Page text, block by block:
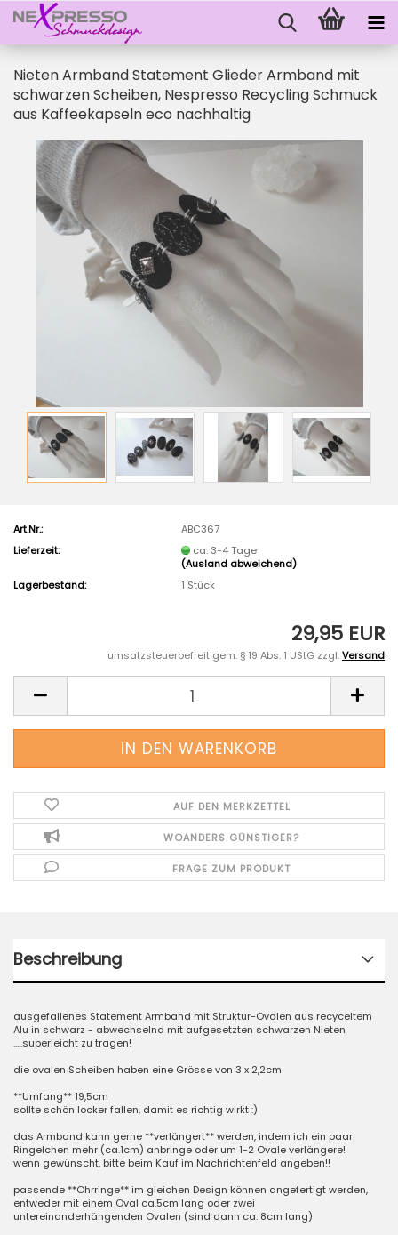
Nieten Armband Statement Glieder Armband mit
schwarzen Scheiben, Nespresso Recycling Schmuck
aus Kaffeekapseln eco nachhaltig
Art.Nr.:
ABC367
Lieferzeit:
ca. 3-4 Tage
(Ausland abweichend)
Lagerbestand:
1 Stück
29,95 EUR
umsatzsteuerbefreit gem. § 19 Abs. 1 UStG zzgl.Versand
AUF DEN MERKZETTEL
WOANDERS GÜNSTIGER?
FRAGE ZUM PRODUKT
Beschreibung
ausgefallenes Statement Armband mit Struktur-Ovalen aus recyceltem
Alu in schwarz - abwechselnd mit aufgesetzten schwarzen Nieten
.....superleicht zu tragen!
die ovalen Scheiben haben eine Grösse von 3 x 2,2cm
**Umfang** 19,5cm
sollte schön locker fallen, damit es richtig wirkt :)
das Armband kann gerne **verlängert** werden, indem ich ein paar
Ringelchen mehr (ca.1cm) anbringe oder um 1-2 Ovale verlängere!
wenn gewünscht, bitte beim Kauf im Nachrichtenfeld angeben!!
passende **Ohrringe** im gleichen Design können angefertigt werden,
entweder mit einem Oval ca.5cm lang oder zwei
untereinanderhängenden Ovalen (sind dann ca. 8cm lang)